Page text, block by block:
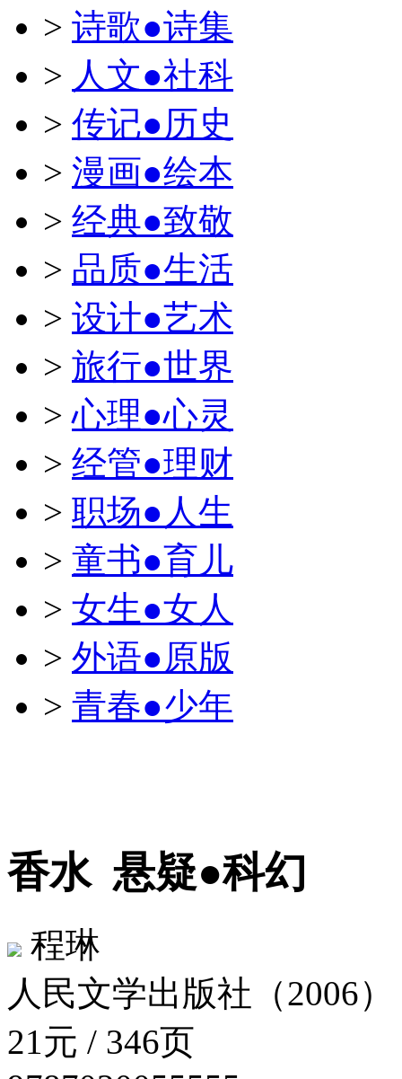
> 诗歌●诗集
> 人文●社科
> 传记●历史
> 漫画●绘本
> 经典●致敬
> 品质●生活
> 设计●艺术
> 旅行●世界
>心理●心灵
> 经管●理财
> 职场●人生
> 童书●育儿
> 女生●女人
> 外语●原版
> 青春●少年
香水 悬疑●科幻
程琳
人民文学出版社（2006）
21元 / 346页